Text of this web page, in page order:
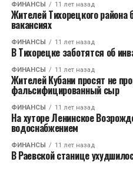
ФИНАНСЫ 11 лет назад
Жителей Тихорецкого района
вакансиях
ФИНАНСЫ 11 лет назад
В Тихорецке заботятся об
ФИНАНСЫ 11 лет назад
Жителей Кубани просят не
фальсифицированный сыр
ФИНАНСЫ 11 лет назад
На хуторе Ленинское
водоснабжением
ФИНАНСЫ 11 лет назад
В Раевской станице